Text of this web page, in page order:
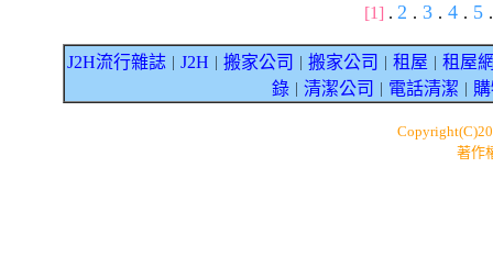
[1] . 2 . 3 . 4 . 5 .
J2H流行雜誌 J2H 搬家公司 搬家公司 租屋
租屋
錄｜ 清潔公司 電話清潔
著作